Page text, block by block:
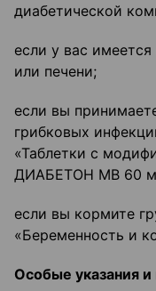
диабетической
если у вас имеется
или печени;
если вы
грибковых
«Таблетки с
ДИАБЕТОН МВ 60
если вы кормите
«Беременность и
Особые указания